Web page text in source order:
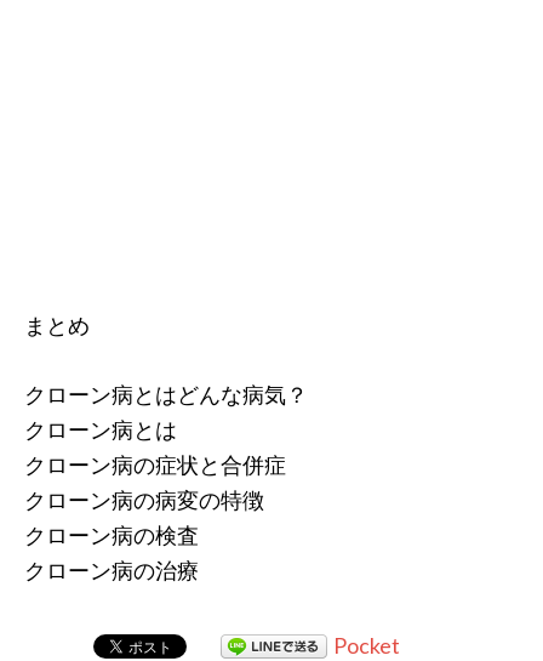
まとめ
クローン病とはどんな病気？
クローン病とは
クローン病の症状と合併症
クローン病の病変の特徴
クローン病の検査
クローン病の治療
Pocket